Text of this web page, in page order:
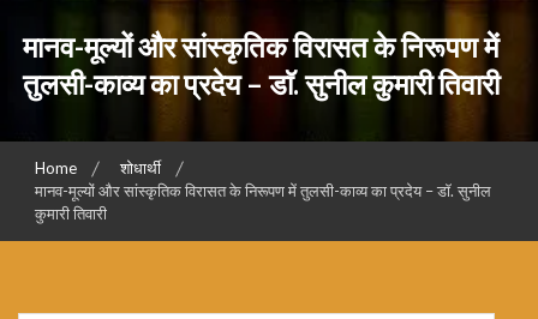
मानव-मूल्यों और सांस्कृतिक विरासत के निरूपण में
तुलसी-काव्य का प्रदेय – डाॅ. सुनील कुमारी तिवारी
Home
शोधार्थी
मानव-मूल्यों और सांस्कृतिक विरासत के निरूपण में तुलसी-काव्य का प्रदेय – डाॅ. सुनील
कुमारी तिवारी